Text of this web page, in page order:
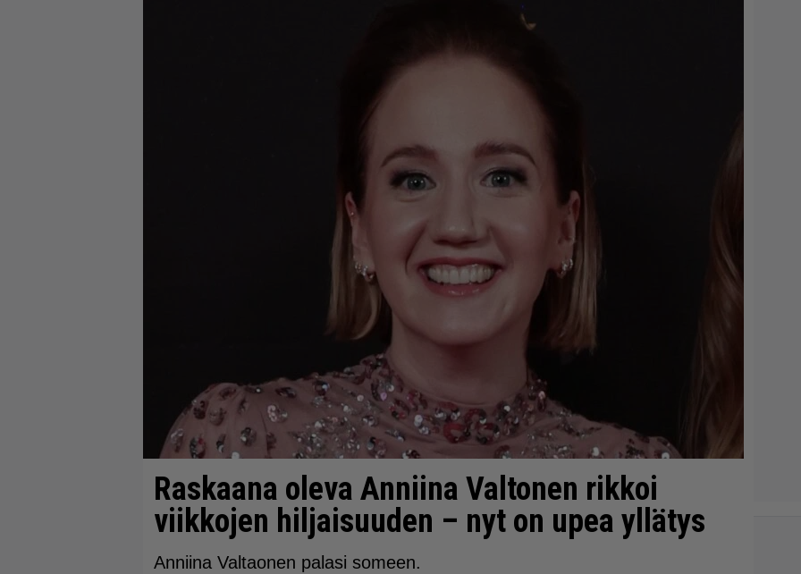
Raskaana oleva Anniina Valtonen rikkoi
viikkojen hiljaisuuden – nyt on upea yllätys
Anniina Valtaonen palasi someen.